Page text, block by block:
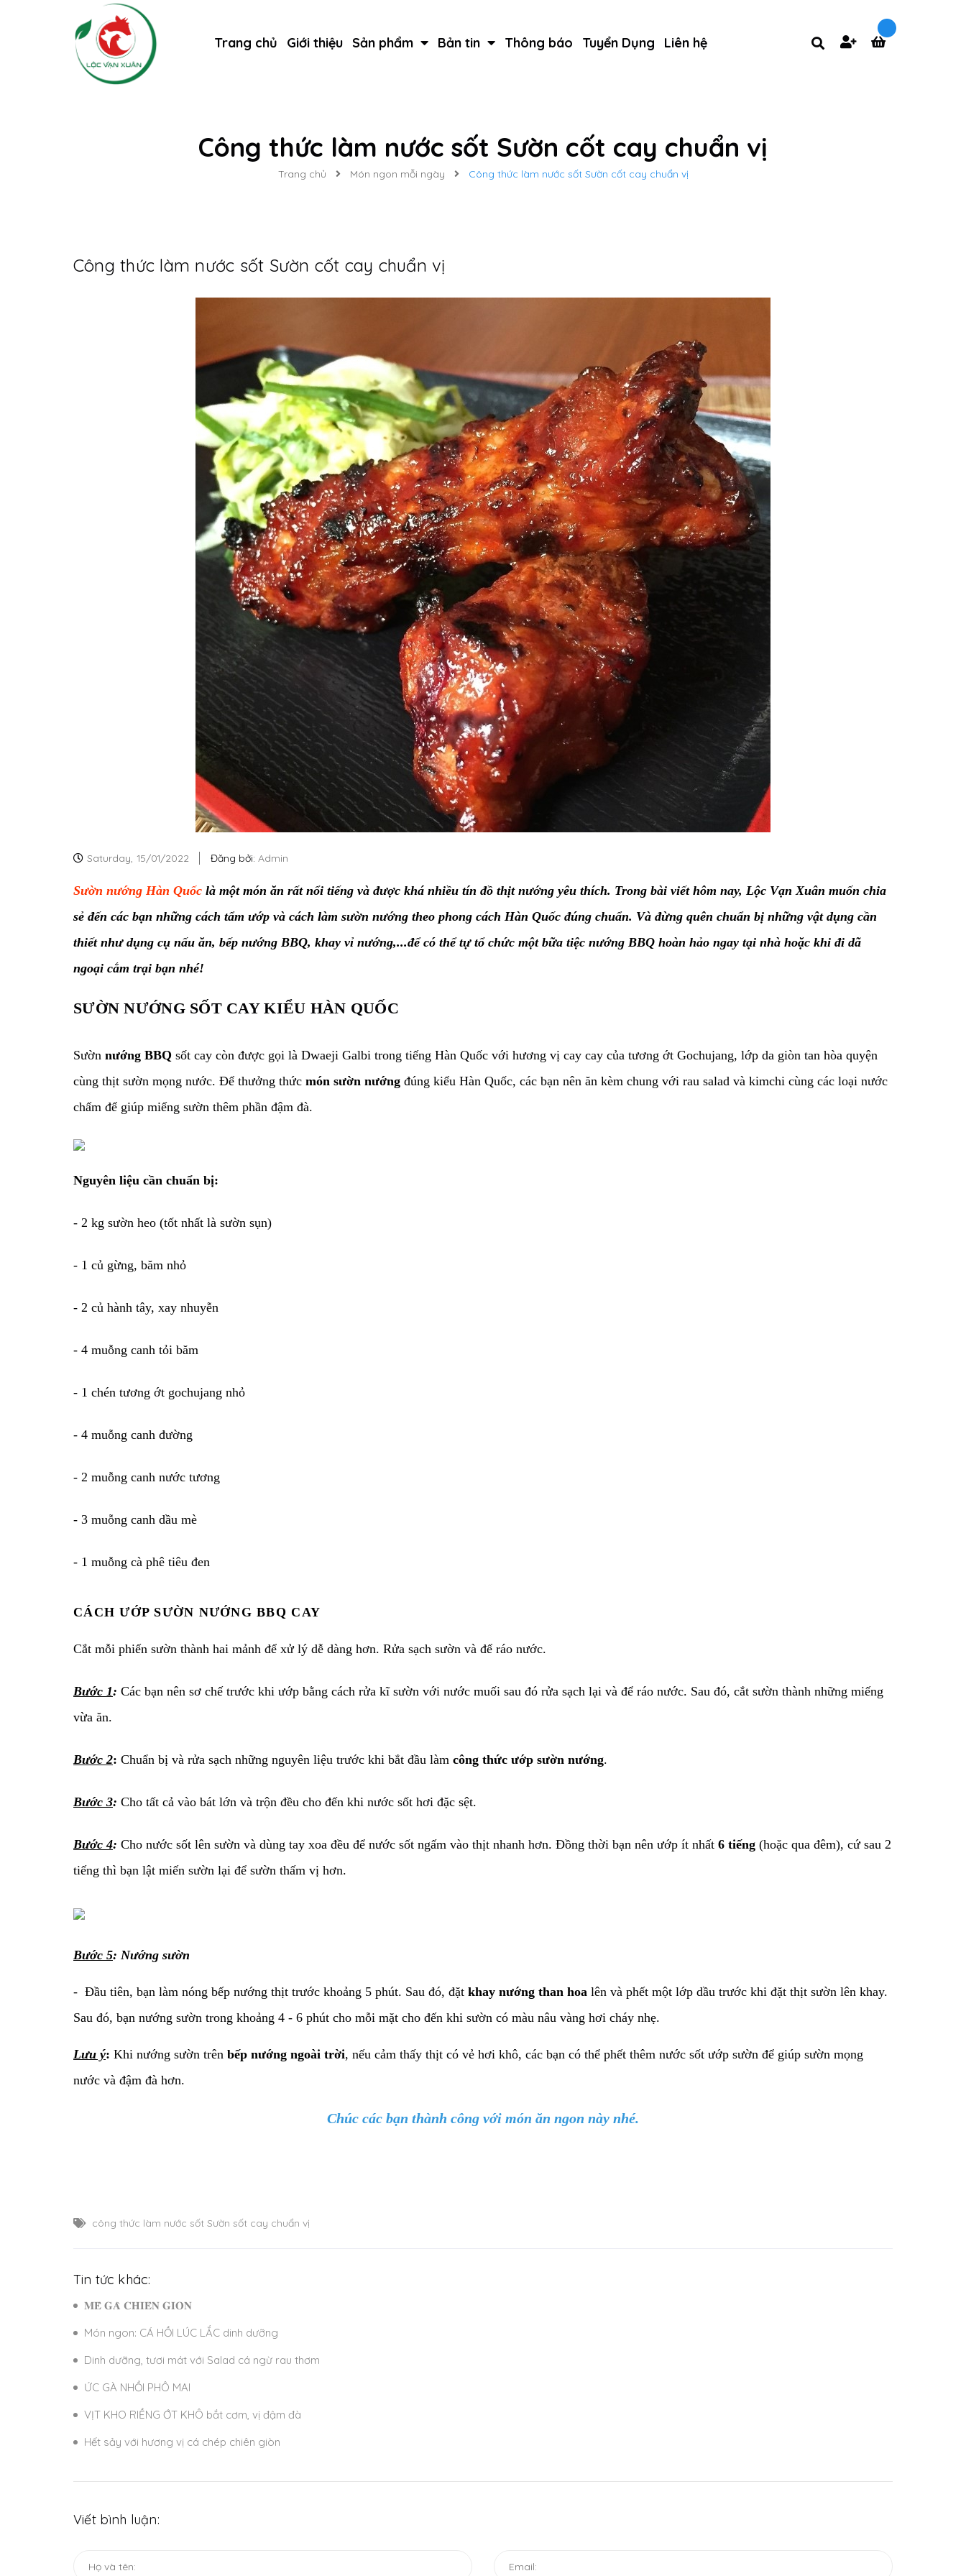
Trang chủ Giới thiệu Sản phẩm Bản tin Thông báo Tuyển Dụng Liên hệ
Công thức làm nước sốt Sườn cốt cay chuẩn vị
Trang chủ Món ngon mỗi ngày Công thức làm nước sốt Sườn cốt cay chuẩn vị
Công thức làm nước sốt Sườn cốt cay chuẩn vị
Saturday, 15/01/2022 Đăng bởi: Admin
Sườn nướng Hàn Quốc là một món ăn rất nổi tiếng và được khá nhiều tín đồ thịt nướng yêu thích. Trong bài viết hôm nay, Lộc Vạn Xuân muốn chia
sẻ đến các bạn những cách tẩm ướp và cách làm sườn nướng theo phong cách Hàn Quốc đúng chuẩn. Và đừng quên chuẩn bị những vật dụng cần
thiết như dụng cụ nấu ăn, bếp nướng BBQ, khay vỉ nướng,...để có thể tự tổ chức một bữa tiệc nướng BBQ hoàn hảo ngay tại nhà hoặc khi đi dã
ngoại cắm trại bạn nhé!
SƯỜN NƯỚNG SỐT CAY KIỂU HÀN QUỐC
Sườn nướng BBQ sốt cay còn được gọi là Dwaeji Galbi trong tiếng Hàn Quốc với hương vị cay cay của tương ớt Gochujang, lớp da giòn tan hòa quyện
cùng thịt sườn mọng nước. Để thưởng thức món sườn nướng đúng kiểu Hàn Quốc, các bạn nên ăn kèm chung với rau salad và kimchi cùng các loại nước
chấm để giúp miếng sườn thêm phần đậm đà.
Nguyên liệu cần chuẩn bị:
- 2 kg sườn heo (tốt nhất là sườn sụn)
- 1 củ gừng, băm nhỏ
- 2 củ hành tây, xay nhuyễn
- 4 muỗng canh tỏi băm
- 1 chén tương ớt gochujang nhỏ
- 4 muỗng canh đường
- 2 muỗng canh nước tương
- 3 muỗng canh dầu mè
- 1 muỗng cà phê tiêu đen
CÁCH ƯỚP SƯỜN NƯỚNG BBQ CAY
Cắt mỗi phiến sườn thành hai mảnh để xử lý dễ dàng hơn. Rửa sạch sườn và để ráo nước.
Bước 1: Các bạn nên sơ chế trước khi ướp bằng cách rửa kĩ sườn với nước muối sau đó rửa sạch lại và để ráo nước. Sau đó, cắt sườn thành những miếng
vừa ăn.
Bước 2: Chuẩn bị và rửa sạch những nguyên liệu trước khi bắt đầu làm công thức ướp sườn nướng.
Bước 3: Cho tất cả vào bát lớn và trộn đều cho đến khi nước sốt hơi đặc sệt.
Bước 4: Cho nước sốt lên sườn và dùng tay xoa đều để nước sốt ngấm vào thịt nhanh hơn. Đồng thời bạn nên ướp ít nhất 6 tiếng (hoặc qua đêm), cứ sau 2
tiếng thì bạn lật miến sườn lại để sườn thấm vị hơn.
Bước 5: Nướng sườn
- Đầu tiên, bạn làm nóng bếp nướng thịt trước khoảng 5 phút. Sau đó, đặt khay nướng than hoa lên và phết một lớp dầu trước khi đặt thịt sườn lên khay.
Sau đó, bạn nướng sườn trong khoảng 4 - 6 phút cho mỗi mặt cho đến khi sườn có màu nâu vàng hơi cháy nhẹ.
Lưu ý: Khi nướng sườn trên bếp nướng ngoài trời, nếu cảm thấy thịt có vẻ hơi khô, các bạn có thể phết thêm nước sốt ướp sườn để giúp sườn mọng
nước và đậm đà hơn.
Chúc các bạn thành công với món ăn ngon này nhé.
công thức làm nước sốt Sườn sốt cay chuẩn vị
Tin tức khác:
𝐌𝐄̂̀ 𝐆𝐀̀ 𝐂𝐇𝐈𝐄̂𝐍 𝐆𝐈𝐎̀𝐍
Món ngon: CÁ HỒI LÚC LẮC dinh dưỡng
Dinh dưỡng, tươi mát với Salad cá ngừ rau thơm
ỨC GÀ NHỒI PHÔ MAI
VỊT KHO RIỀNG ỚT KHÔ bắt cơm, vị đậm đà
Hết sảy với hương vị cá chép chiên giòn
Viết bình luận: